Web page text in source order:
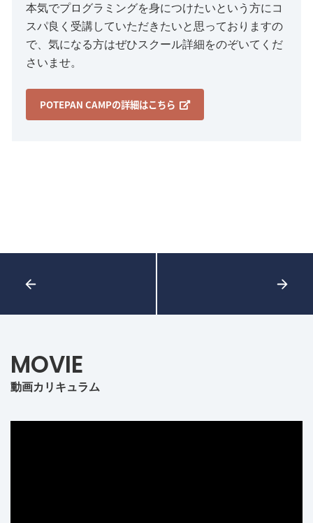
本気でプログラミングを身につけたいという方にコ
スパ良く受講していただきたいと思っておりますの
で、気になる方はぜひスクール詳細をのぞいてくだ
さいませ。
POTEPAN CAMPの詳細はこちら
MOVIE
動画カリキュラム